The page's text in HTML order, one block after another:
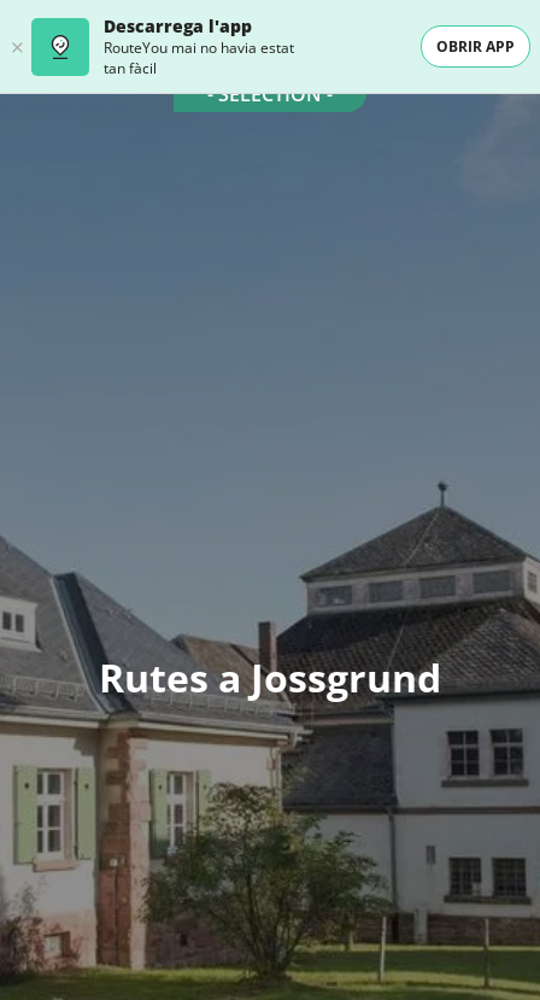
Descarrega l'app
RouteYou mai no havia estat
tan fàcil
OBRIR APP
- SELECTION -
Rutes a Jossgrund